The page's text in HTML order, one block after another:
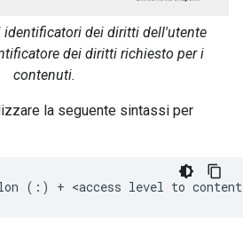
identificatori dei diritti dell'utente
dei diritti richiesto per i
contenuti.
la seguente sintassi per